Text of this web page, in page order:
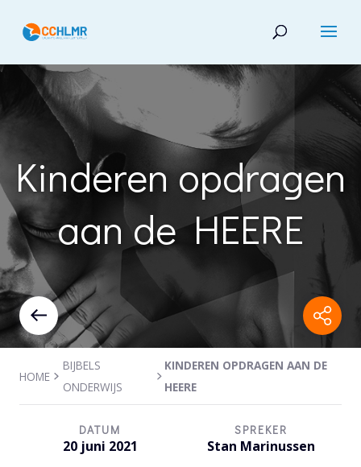
Kinderen opdragen
aan de HEERE
HOME
BIJBELS
ONDERWIJS
KINDEREN OPDRAGEN AAN DE
HEERE
DATUM
20 juni 2021
SPREKER
Stan Marinussen